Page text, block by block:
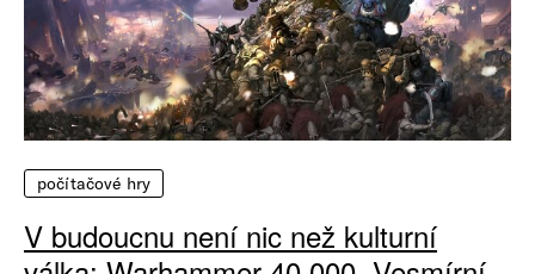
počítačové hry
V budoucnu není nic než kulturní